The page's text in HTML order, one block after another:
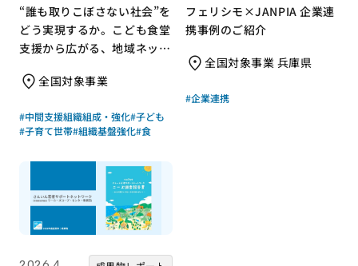
“誰も取りこぼさない社会”を
どう実現するか。こども食堂
支援から広がる、地域ネット
全国対象事業
#中間支援組織組成・強化#子ども
#子育て世帯#組織基盤強化#食
フェリシモ×JANPIA 企業連
携事例のご紹介
全国対象事業 兵庫県
#企業連携